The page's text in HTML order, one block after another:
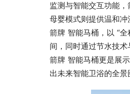
监测与智能交互功能
母婴模式则提供温和
箭牌 智能马桶，以 “
间，同时通过节水技
箭牌 智能马桶更是展
出未来智能卫浴的全景